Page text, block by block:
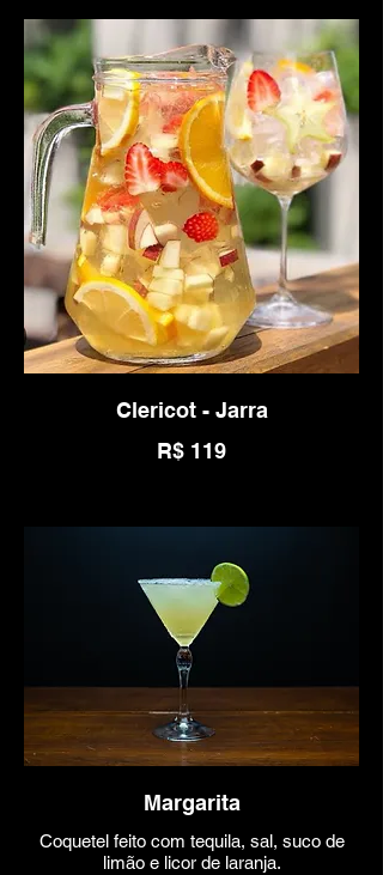
Clericot - Jarra
R$ 119
Margarita
Coquetel feito com tequila, sal, suco de
limão e licor de laranja.